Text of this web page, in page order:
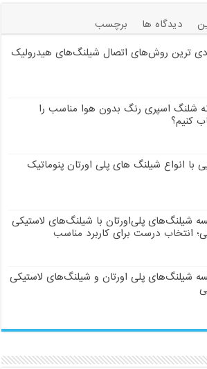
دیدگاه ها
برچسب
ترین روش‌های اتصال شیلنگ‌های هیدرولیک
شلنگ اسپری رنگ بدون هوا مناسب را
کنیم؟
با انواع شیلنگ های پلی اورتان پنوماتیک
شیلنگ‌های پلی‌اورتان با شیلنگ‌های لاستیکی
انتخاب درست برای کاربرد مناسب
شیلنگ‌های پلی اورتان و شیلنگ‌های لاستیکی